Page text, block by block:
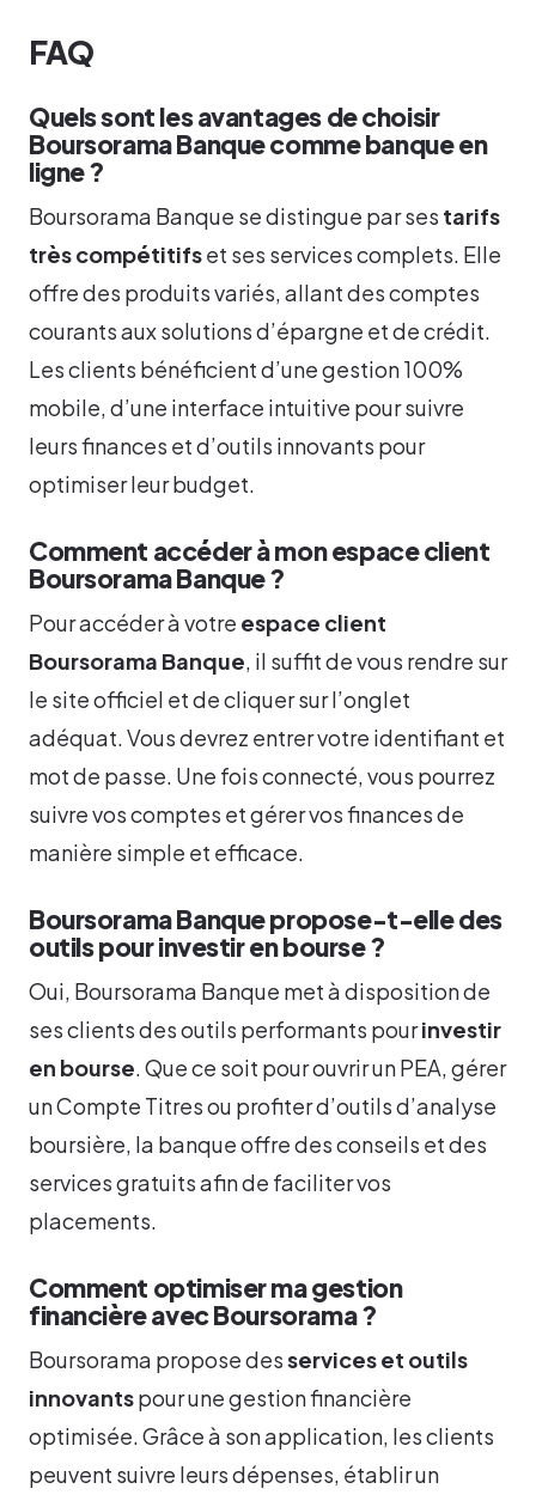
FAQ
Quels sont les avantages de choisir
Boursorama Banque comme banque en
ligne ?
Boursorama Banque se distingue par ses tarifs
très compétitifset ses services complets. Elle
offre des produits variés, allant des comptes
courants aux solutions d’épargne et de crédit.
Les clients bénéficient d’une gestion 100%
mobile, d’une interface intuitive pour suivre
leurs finances et d’outils innovants pour
optimiser leur budget.
Comment accéder à mon espace client
Boursorama Banque ?
Pour accéder à votre espace client
Boursorama Banque, il suffit de vous rendre sur
le site officiel et de cliquer sur l’onglet
adéquat. Vous devrez entrer votre identifiant et
mot de passe. Une fois connecté, vous pourrez
suivre vos comptes et gérer vos finances de
manière simple et efficace.
Boursorama Banque propose-t-elle des
outils pour investir en bourse ?
Oui, Boursorama Banque met à disposition de
ses clients des outils performants pourinvestir
en bourse. Que ce soit pour ouvrir un PEA, gérer
un Compte Titres ou profiter d’outils d’analyse
boursière, la banque offre des conseils et des
services gratuits afin de faciliter vos
placements.
Comment optimiser ma gestion
financière avec Boursorama ?
Boursorama propose desservices et outils
innovantspour une gestion financière
optimisée. Grâce à son application, les clients
peuvent suivre leurs dépenses, établir un